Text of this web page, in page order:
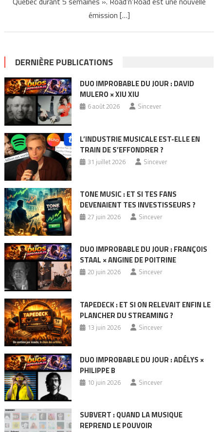
émission […]
DERNIÈRE PUBLICATIONS
DUO IMPROBABLE DU JOUR : DAVID
MULERO × XIU XIU
6 août 2026 Sincever
L’INDUSTRIE MUSICALE EST-ELLE EN
TRAIN DE S’EFFONDRER ?
31 juillet 2026 Sincever
TONE MUSIC : ET SI TES FANS
DEVENAIENT TES INVESTISSEURS ?
27 juin 2026 Sincever
DUO IMPROBABLE DU JOUR : FRANÇOIS
STAAL × ANGINE DE POITRINE
20 juin 2026 Sincever
TAPEDECK : ET SI ON RELEVAIT ENFIN LE
PLANCHER DU STREAMING ?
13 juin 2026 Sincever
DUO IMPROBABLE DU JOUR : ADÉLYS ×
PHILIPPE B
10 juin 2026 Sincever
SUBVERT : QUAND LA MUSIQUE
REPREND LE POUVOIR